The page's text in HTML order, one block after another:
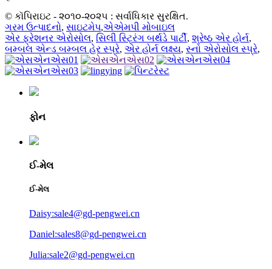
© કૉપિરાઇટ - ૨૦૧૦-૨૦૨૫ : સર્વાધિકાર સુરક્ષિત.
ગરમ ઉત્પાદનો, સાઇટમેપ,એએમપી મોબાઇલ
એર ફ્રેશનર એરોસોલ, સિલી સ્ટ્રિંગ બર્થડે પાર્ટી, શ્રેષ્ઠ એર હોર્ન,
બમ્બલ એન્ડ બમ્બલ હેર સ્પ્રે, એર હોર્ન લક્ષ્ય, સ્નો એરોસોલ સ્પ્રે,
ફોન
ઈ-મેલ
ઈ-મેલ
Daisy:sale4@gd-pengwei.cn
Daniel:sales8@gd-pengwei.cn
Julia:sale2@gd-pengwei.cn